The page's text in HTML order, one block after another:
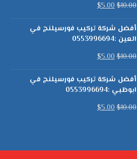
$10.00
$5.00
أفضل شركة تركيب فورسيلنج في
العين :0553996694
$10.00
$5.00
أفضل شركة تركيب فورسيلنج في
ابوظبي :0553996694
$10.00
$5.00